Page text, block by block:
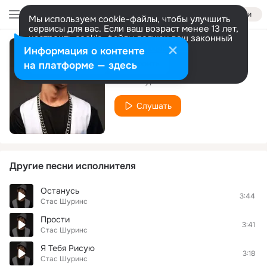
Войти
Мы используем cookie-файлы, чтобы улучшить
сервисы для вас. Если ваш возраст менее 13 лет,
настроить cookie-файлы должен ваш законный
представитель. Больше информации
Разрешить все Настроить
Я вернусь
Стас Шуринс
Слушать
Другие песни исполнителя
Останусь
Стас Шуринс
3:44
Прости
Стас Шуринс
3:41
Я Тебя Рисую
Стас Шуринс
3:18
Информация о контенте
на платформе — здесь